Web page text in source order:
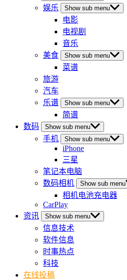
娱乐 Show sub menu
电影
电视剧
音乐
美食
Show sub menu
菜谱
旅游
汽车
乐谱
Show sub menu
简谱
数码
Show sub menu
手机 Show sub menu
iPhone
三星
笔记本电脑
数码相机
Show sub menu
相机电池充电器
CarPlay
资讯
Show sub menu
信息技术
软件信息
时事热点
科技
在线投稿